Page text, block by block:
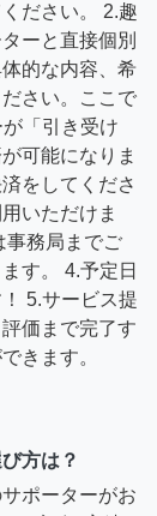
ださい。 2.趣
ーと直接個別
的な内容、希
さい。ここで
「引き受け
可能になりま
をしてくださ
いただけま
事務局までご
す。 4.予定日
5.サービス提
価まで完了す
きます。
方は？
ポーターがお